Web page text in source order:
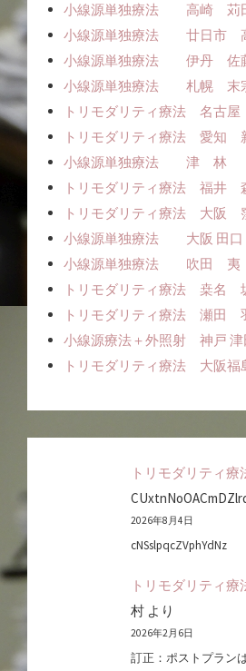
小線源単独療法 高崎 苅
小線源単独療法 廿日市
小線源単独療法 伊丹 佐
小線源単独療法 札幌 末
トリモダリティ療法 名古
トリモダリティ療法 愛知
小線源単独療法 津 林
トリモダリティ療法 福井
トリモダリティ療法 大阪
小線源単独療法 大阪 田口
小線源単独療法 吹田 夷
トリモダリティ療法 桒名
トリモダリティ療法 瀬田
小線源療法＋外照射 神戸 津
トリモダリティ療法 大阪
トリモダリティ
2026年8月4日
cNSslpqcZVphYdNz
トリモダリティ
村より
2026年2月6日
訂正：ポストプラン